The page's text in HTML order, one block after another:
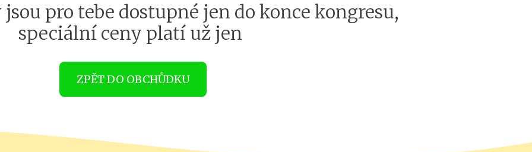
pro tebe dostupné jen do konce kongresu,
speciální ceny platí už jen
ZPĚT DO OBCHŮDKU